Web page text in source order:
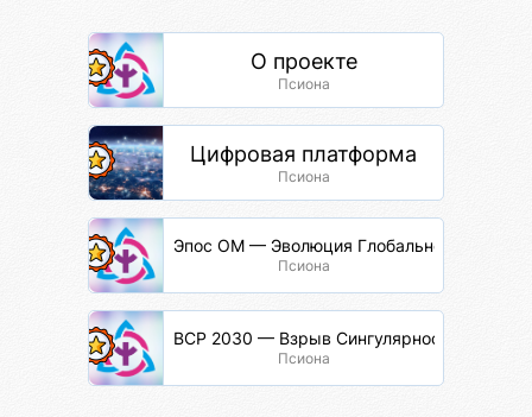
О проекте
Псиона
Цифровая платформа
Псиона
Эпос ОМ — Эволюция Глобальной Сети
Псиона
ВСР 2030 — Взрыв Сингулярности Разума
Псиона